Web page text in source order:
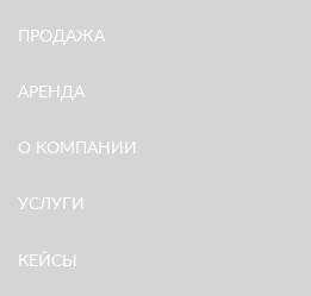
ПРОДАЖА
АРЕНДА
О КОМПАНИИ
УСЛУГИ
КЕЙСЫ